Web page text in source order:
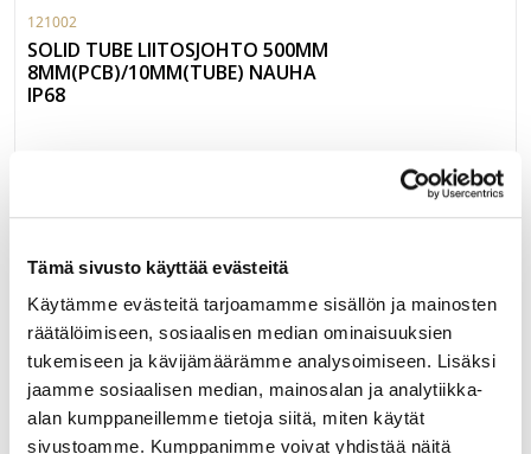
Tämä sivusto käyttää evästeitä
Käytämme evästeitä tarjoamamme sisällön ja mainosten
räätälöimiseen, sosiaalisen median ominaisuuksien
tukemiseen ja kävijämäärämme analysoimiseen. Lisäksi
jaamme sosiaalisen median, mainosalan ja analytiikka-
alan kumppaneillemme tietoja siitä, miten käytät
sivustoamme. Kumppanimme voivat yhdistää näitä
121002
SOLID TUBE LIITOSJOHTO 500MM
8MM(PCB)/10MM(TUBE) NAUHA
IP68
10mm leveälle silikonisukalle, jossa sisällä 8mm leveä
nauha. Liitos tehdään suoraan silikonisukan läpi, jolloin ei
ja maksimi virrankesto 5A. Jos tarve jatkojohdolle, niin IP-
puristusliittimillä (tuotekoodi: 122187)
121001
BEETLE CLIP JATKOLIITIN IP20 8MM
LEDNAUHALLE
Beetle Clip IP20 nauha-nauha jatkoliitin 8mm leveille IP20
nauhoille. Käyttöjännite 3V-24V ja maksimi virrankesto 5A.